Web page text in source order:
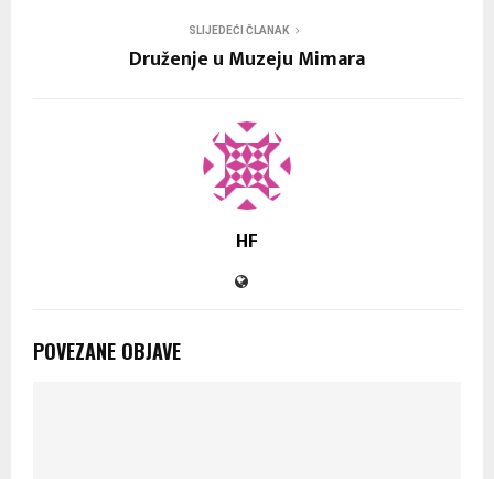
SLIJEDEĆI ČLANAK
Druženje u Muzeju Mimara
HF
POVEZANE OBJAVE